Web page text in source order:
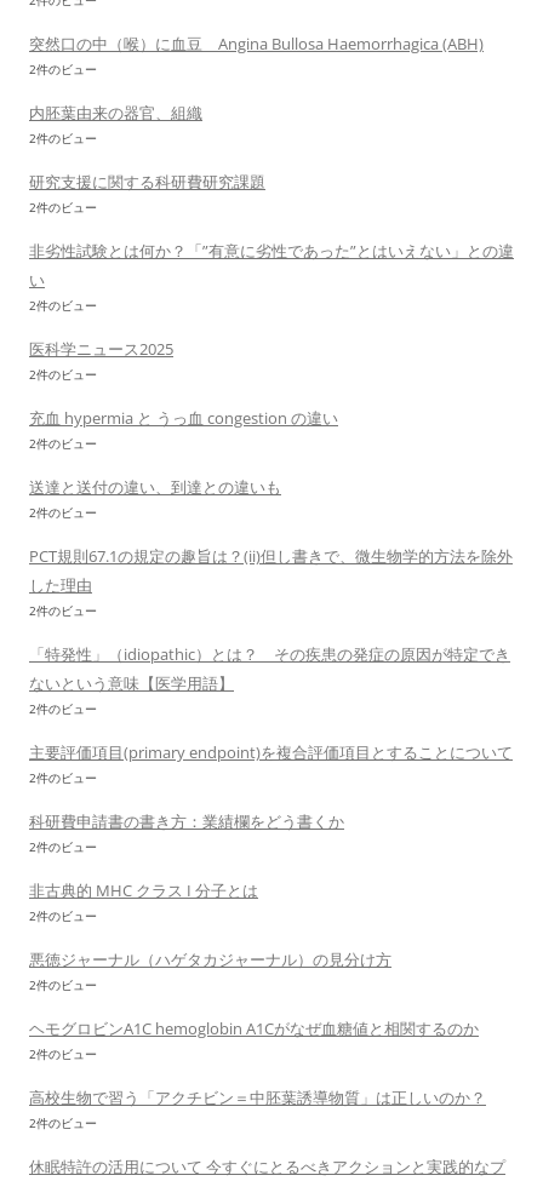
突然口の中（喉）に血豆 Angina Bullosa Haemorrhagica (ABH)
2件のビュー
内胚葉由来の器官、組織
2件のビュー
研究支援に関する科研費研究課題
2件のビュー
非劣性試験とは何か？「”有意に劣性であった”とはいえない」との違
い
2件のビュー
医科学ニュース2025
2件のビュー
充血 hypermia と うっ血 congestion の違い
2件のビュー
送達と送付の違い、到達との違いも
2件のビュー
PCT規則67.1の規定の趣旨は？(ii)但し書きで、微生物学的方法を除外
した理由
2件のビュー
「特発性」（idiopathic）とは？ その疾患の発症の原因が特定でき
ないという意味【医学用語】
2件のビュー
主要評価項目(primary endpoint)を複合評価項目とすることについて
2件のビュー
科研費申請書の書き方：業績欄をどう書くか
2件のビュー
非古典的 MHC クラス I 分子とは
2件のビュー
悪徳ジャーナル（ハゲタカジャーナル）の見分け方
2件のビュー
ヘモグロビンA1C hemoglobin A1Cがなぜ血糖値と相関するのか
2件のビュー
高校生物で習う「アクチビン＝中胚葉誘導物質」は正しいのか？
2件のビュー
休眠特許の活用について 今すぐにとるべきアクションと実践的なプ